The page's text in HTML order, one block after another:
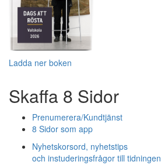
Ladda ner boken
Skaffa 8 Sidor
Prenumerera/Kundtjänst
8 Sidor som app
Nyhetskorsord, nyhetstips
och instuderingsfrågor till tidningen